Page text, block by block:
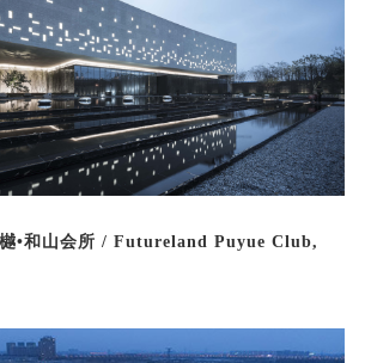
•和山会所 / Futureland Puyue Club,